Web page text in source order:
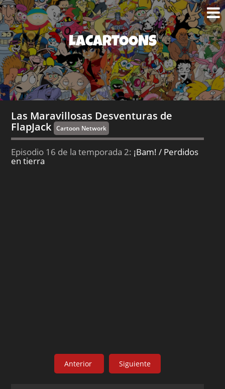
LACARTOONS
Las Maravillosas Desventuras de
FlapJack Cartoon Network
Episodio 16 de la temporada 2: ¡Bam! / Perdidos
en tierra
Anterior Siguiente